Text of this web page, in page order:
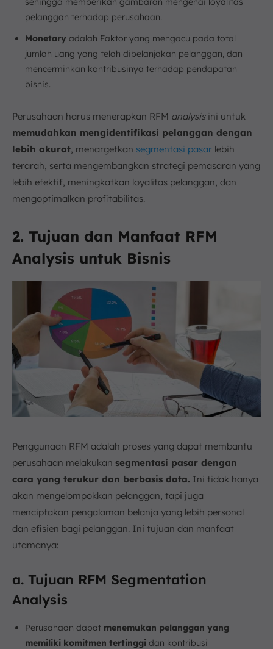
pelanggan terhadap perusahaan.
Monetary adalah Faktor yang mengacu pada total
jumlah uang yang telah dibelanjakan pelanggan, dan
mencerminkan kontribusinya terhadap pendapatan
bisnis.
Perusahaan harus menerapkan RFM analysisini untuk
memudahkan mengidentifikasi pelanggan dengan
lebih akurat, menargetkan segmentasi pasar lebih
terarah, serta mengembangkan strategi pemasaran yang
lebih efektif, meningkatkan loyalitas pelanggan, dan
mengoptimalkan profitabilitas.
2. Tujuan dan Manfaat RFM
Analysis untuk Bisnis
Penggunaan RFM adalah proses yang dapat membantu
perusahaan melakukan segmentasi pasar dengan
cara yang terukur dan berbasis data. Ini tidak hanya
akan mengelompokkan pelanggan, tapi juga
menciptakan pengalaman belanja yang lebih personal
dan efisien bagi pelanggan. Ini tujuan dan manfaat
utamanya:
a. Tujuan RFM Segmentation
Analysis
Perusahaan dapat menemukan pelanggan yang
memiliki komitmen tertinggi dan kontribusi